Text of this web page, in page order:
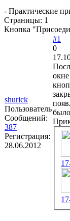
- Практические
Страницы: 1
Кнопка
shurick
Пользователь
Сообщений:
387
Регистрация:
28.06.2012
#1
0